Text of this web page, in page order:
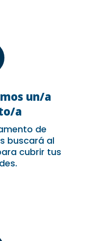
un/a
a
de
buscará al
cubrir tus